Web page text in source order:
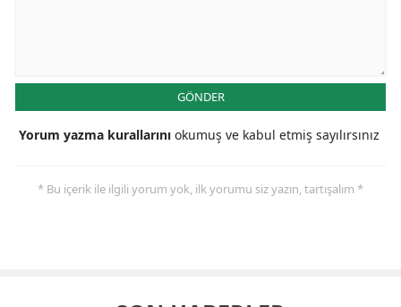
GÖNDER
Yorum yazma kurallarını okumuş ve kabul etmiş sayılırsınız
* Bu içerik ile ilgili yorum yok, ilk yorumu siz yazın, tartışalım *